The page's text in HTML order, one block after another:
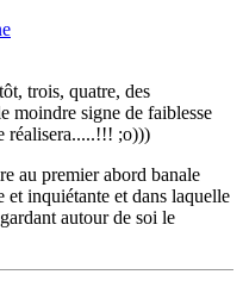
trois, quatre, des
moindre signe de faiblesse
réalisera.....!!! ;o)))
au premier abord banale
inquiétante et dans laquelle
autour de soi le